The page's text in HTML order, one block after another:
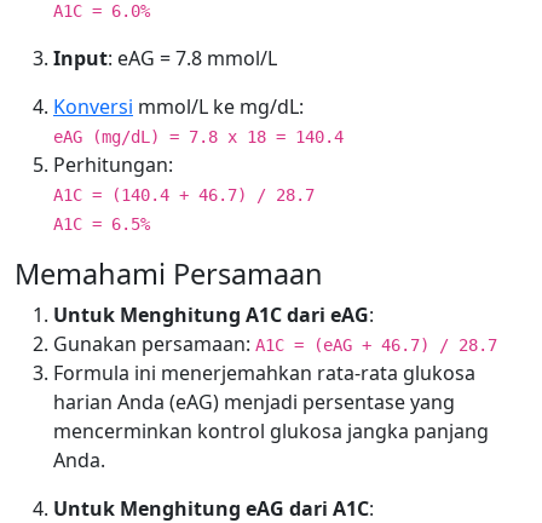
A1C = 6.0%
Input: eAG = 7.8 mmol/L
Konversi mmol/L ke mg/dL:
eAG (mg/dL) = 7.8 x 18 = 140.4
Perhitungan:
A1C = (140.4 + 46.7) / 28.7
A1C = 6.5%
Memahami Persamaan
Untuk Menghitung A1C dari eAG:
Gunakan persamaan: A1C = (eAG + 46.7) / 28.7
Formula ini menerjemahkan rata-rata glukosa
harian Anda (eAG) menjadi persentase yang
mencerminkan kontrol glukosa jangka panjang
Anda.
Untuk Menghitung eAG dari A1C: